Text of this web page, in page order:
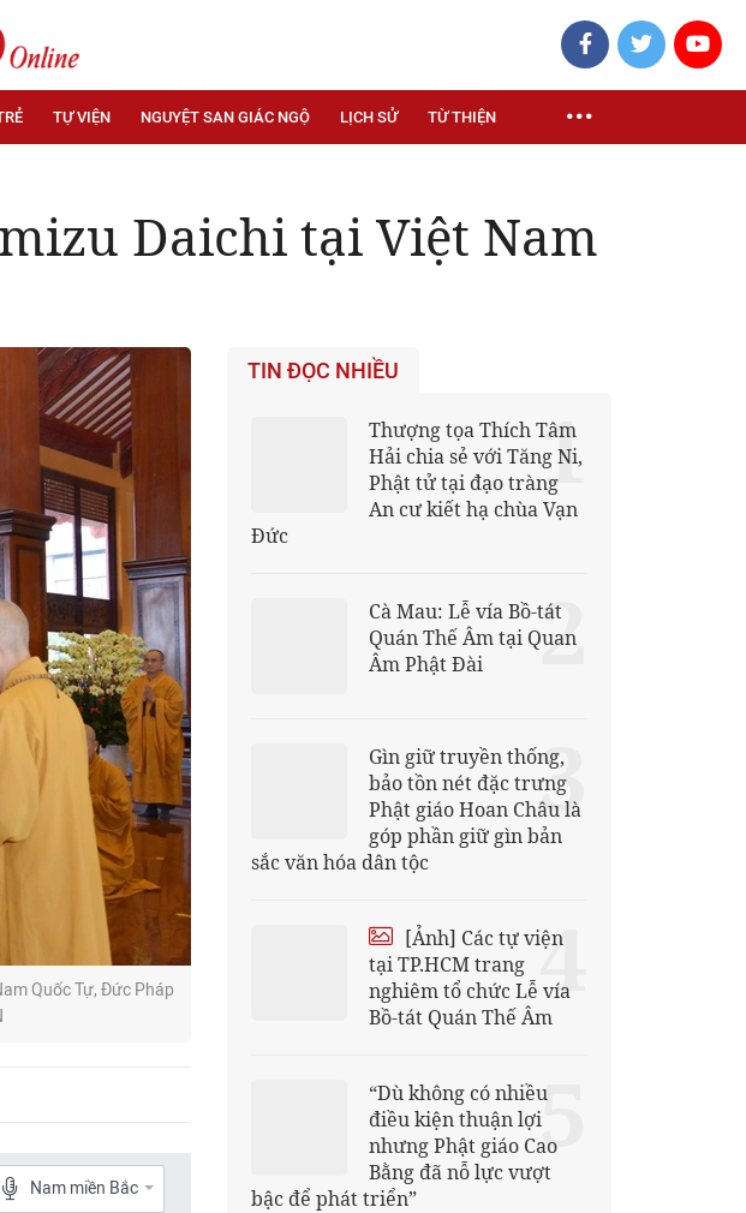
TỰ VIỆN NGUYỆT SAN GIÁC NGỘ LỊCH SỬ TỪ THIỆN
Daichi tại Việt Nam
Quốc Tự, Đức Pháp
Nam miền Bắc
TIN ĐỌC NHIỀU
Thượng tọa Thích Tâm
Hải chia sẻ với Tăng Ni,
Phật tử tại đạo tràng
An cư kiết hạ chùa Vạn
Đức
1
Cà Mau: Lễ vía Bồ-tát
Quán Thế Âm tại Quan
Âm Phật Đài
2
Gìn giữ truyền thống,
bảo tồn nét đặc trưng
Phật giáo Hoan Châu là
góp phần giữ gìn bản
sắc văn hóa dân tộc
3
[Ảnh] Các tự viện
tại TP.HCM trang
nghiêm tổ chức Lễ vía
Bồ-tát Quán Thế Âm
4
“Dù không có nhiều
điều kiện thuận lợi
nhưng Phật giáo Cao
Bằng đã nỗ lực vượt
bậc để phát triển”
5